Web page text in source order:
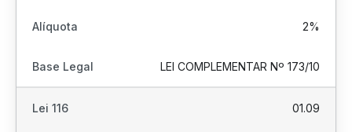
2%
LEI COMPLEMENTAR Nº 173/10
01.09